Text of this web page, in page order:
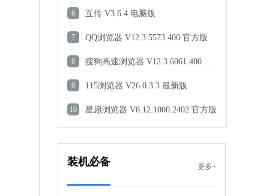
6 互传 V3.6.4 电脑版
7 QQ浏览器 V12.3.5573.400 官方版
8 搜狗高速浏览器 V12.3.6061.400 官方版
9 115浏览器 V26.0.3.3 最新版
10 星愿浏览器 V8.12.1000.2402 官方版
装机必备 更多+
微软电脑管家
软件大小：811.94 KB
华为电脑管家
软件语言：简体中文
下载
WPSOffice
软件大小：224.36 MB
软件语言：简体中文
下载